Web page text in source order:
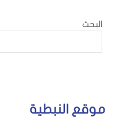
البحث
موقع النبطية